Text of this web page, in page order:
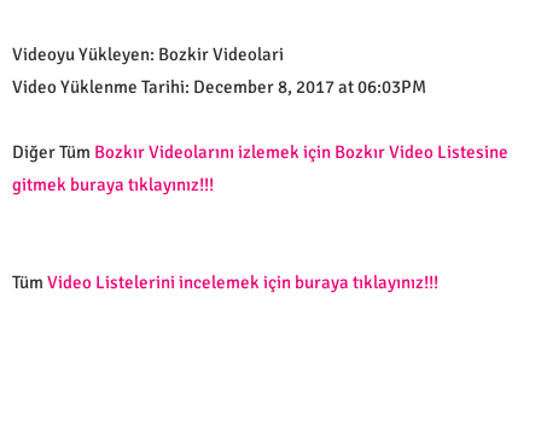
Videoyu Yükleyen: Bozkir Videolari
Video Yüklenme Tarihi: December 8, 2017 at 06:03PM
Diğer Tüm Bozkır Videolarını izlemek için Bozkır Video Listesine
gitmek buraya tıklayınız!!!
Tüm Video Listelerini incelemek için buraya tıklayınız!!!